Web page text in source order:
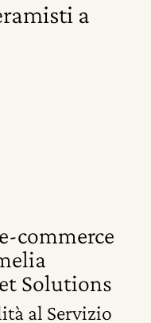
a
commerce
Solutions
al Servizio